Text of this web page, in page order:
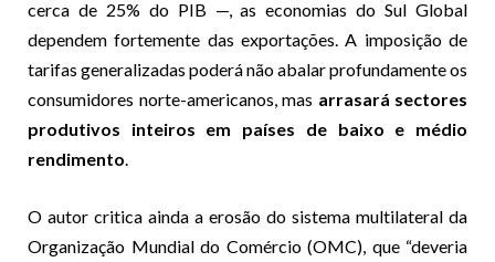
cerca de 25% do PIB —, as economias do Sul Global
dependem fortemente das exportações. A imposição de
tarifas generalizadas poderá não abalar profundamente os
consumidores norte-americanos, mas arrasará sectores
produtivos inteiros em países de baixo e médio
rendimento.
O autor critica ainda a erosão do sistema multilateral da
Organização Mundial do Comércio (OMC), que “deveria